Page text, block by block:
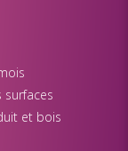
et bois